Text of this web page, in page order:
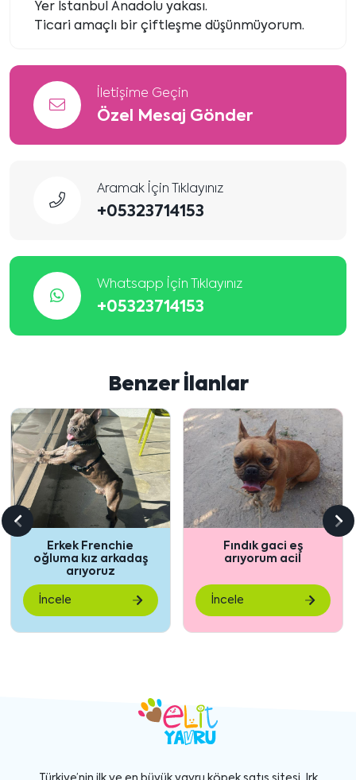
Yer İstanbul Anadolu yakası.
Ticari amaçlı bir çiftleşme düşünmüyorum.
İletişime Geçin
Özel Mesaj Gönder
Aramak İçin Tıklayınız
+05323714153
Whatsapp İçin Tıklayınız
+05323714153
Benzer İlanlar
Erkek Frenchie
oğluma kız arkadaş
arıyoruz
İncele
Fındık gaci eş
arıyorum acil
İncele
Önceki
içeriği